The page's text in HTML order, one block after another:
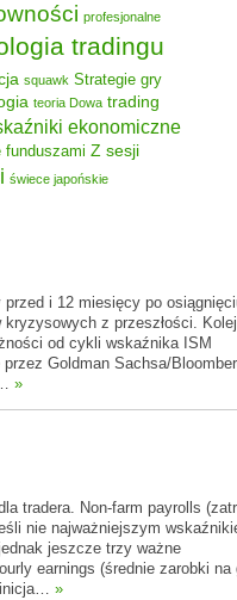
profesjonalne
tradingu
squawk Strategie gry
teoria Dowa trading
ekonomiczne
funduszami Z sesji
świece japońskie
i 12 miesięcy po
z przeszłości.
od cykli wskaźnika ISM
Goldman Sachsa/
»
tradera. Non-farm payrolls
nie najważniejszym
jeszcze trzy ważne
earnings (średnie zarobki na
»